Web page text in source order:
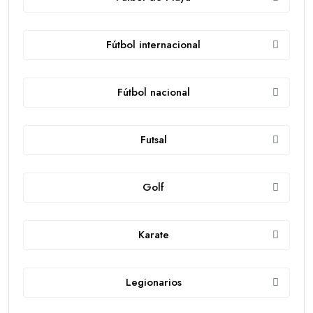
Fútbol internacional
Fútbol nacional
Futsal
Golf
Karate
Legionarios